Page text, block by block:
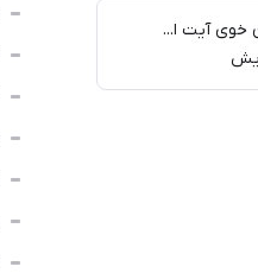
خوی آیت ا...